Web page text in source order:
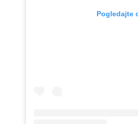
Pogledajte